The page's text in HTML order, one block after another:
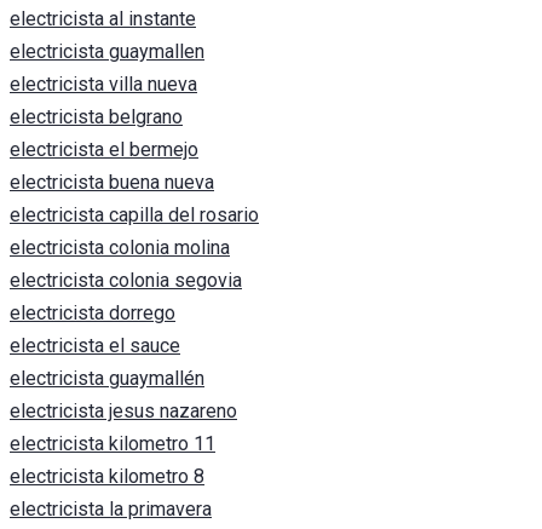
electricista al instante
electricista guaymallen
electricista villa nueva
electricista belgrano
electricista el bermejo
electricista buena nueva
electricista capilla del rosario
electricista colonia molina
electricista colonia segovia
electricista dorrego
electricista el sauce
electricista guaymallén
electricista jesus nazareno
electricista kilometro 11
electricista kilometro 8
electricista la primavera